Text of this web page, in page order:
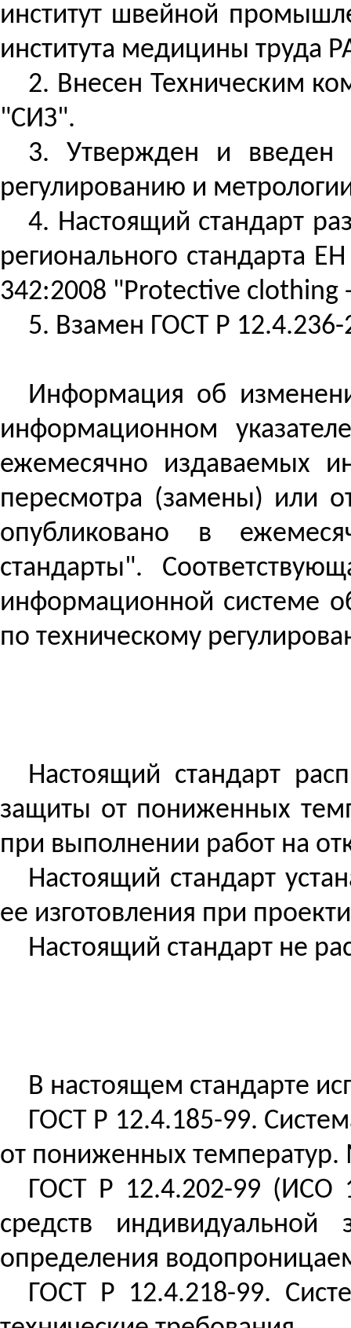
институт швейной
института медицины
2. Внесен Техническим
"СИЗ".
3. Утвержден и введен
регулированию и
4. Настоящий стандарт
регионального стандарта
342:2008 "Protective clothing
5. Взамен ГОСТ Р
Информация об
информационном
ежемесячно издаваемых
пересмотра (замены) или
опубликовано в
стандарты".
информационной системе
по техническому
Настоящий стандарт
защиты от пониженных
при выполнении работ на
Настоящий стандарт
ее изготовления при
Настоящий стандарт не
В настоящем стандарте
ГОСТ Р 12.4.185-99.
от пониженных
ГОСТ Р 12.4.202-99 (ИСО
средств
определения
ГОСТ Р 12.4.218-99.